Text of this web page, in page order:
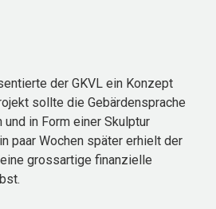
der GKVL ein Konzept
sollte die Gebärdensprache
in Form einer Skulptur
paar Wochen später erhielt der
grossartige finanzielle